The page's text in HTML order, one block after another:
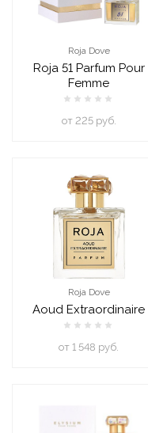
Roja Dove
Roja 51 Parfum Pour
Femme
oт 225 руб.
Roja Dove
Aoud Extraordinaire
oт 1 548 руб.